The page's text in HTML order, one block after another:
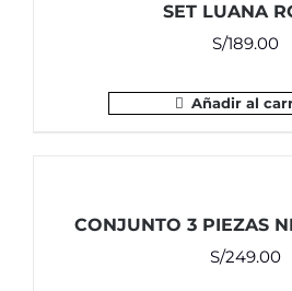
SET LUANA
S/189.00
Añadir al
CONJUNTO 3 PIEZAS
S/249.00